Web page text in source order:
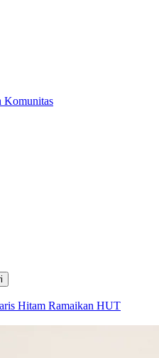
Komunitas
Hitam Ramaikan HUT